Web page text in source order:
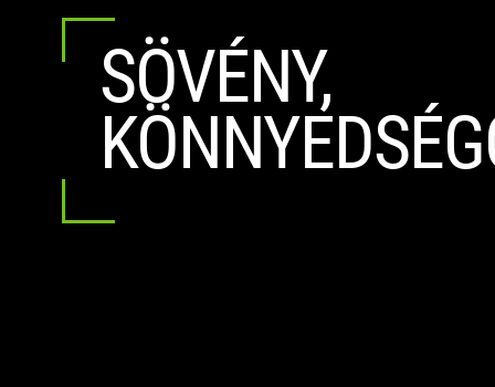
SÖVÉNY,